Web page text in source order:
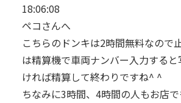
18:06:08
ペコさんへ
こちらのドンキは2時間無料なので
は精算機で車両ナンバー入力する
ければ精算して終わりですね^ ^
ちなみに3時間、4時間の人もお店